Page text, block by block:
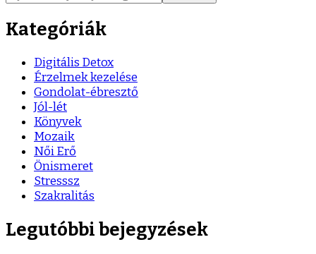
Kategóriák
Digitális Detox
Érzelmek kezelése
Gondolat-ébresztő
Jól-lét
Könyvek
Mozaik
Női Erő
Önismeret
Stresssz
Szakralitás
Legutóbbi bejegyzések